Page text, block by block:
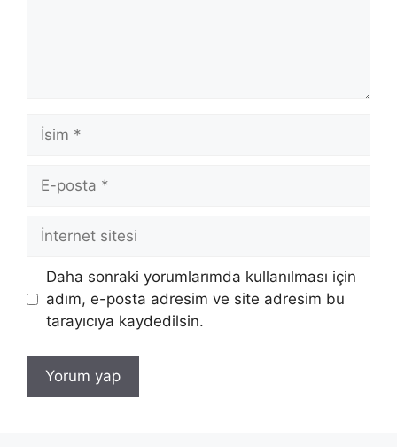
İsim
posta
İnternet
Daha sonraki yorumlarımda kullanılması için
adım, e-posta adresim ve site adresim bu
tarayıcıya kaydedilsin.